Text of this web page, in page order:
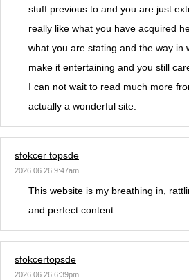
stuff previous to and you are just
really like what you have acquired
what you are stating and the way in
make it entertaining and you still
I can not wait to read much more
actually a wonderful site.
sfokcer topsde
2026.06.26 9:47am
This website is my breathing in,
and perfect content.
sfokcertopsde
2026.06.26 6:39pm